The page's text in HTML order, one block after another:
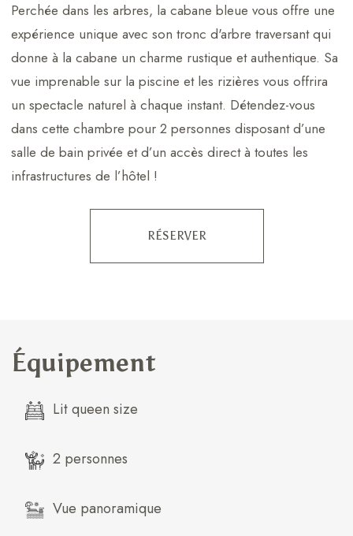
Perchée dans les arbres, la cabane bleue vous offre une
expérience unique avec son tronc d'arbre traversant qui
donne à la cabane un charme rustique et authentique. Sa
vue imprenable sur la piscine et les rizières vous offrira
un spectacle naturel à chaque instant. Détendez-vous
dans cette chambre pour 2 personnes disposant d’une
salle de bain privée et d’un accès direct à toutes les
infrastructures de l’hôtel !
RÉSERVER
Équipement
Lit queen size
2 personnes
Vue panoramique